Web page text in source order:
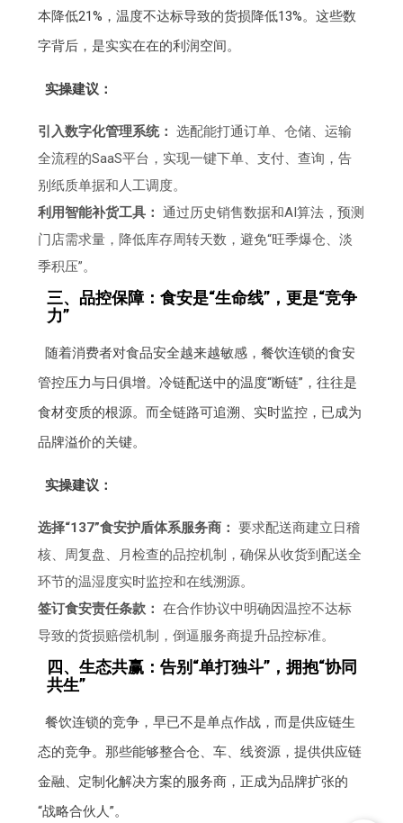
本降低21%，温度不达标导致的货损降低13%。这些数
字背后，是实实在在的利润空间。
实操建议：
引入数字化管理系统： 选配能打通订单、仓储、运输
全流程的SaaS平台，实现一键下单、支付、查询，告
别纸质单据和人工调度。
利用智能补货工具： 通过历史销售数据和AI算法，预测
门店需求量，降低库存周转天数，避免“旺季爆仓、淡
季积压”。
三、品控保障：食安是“生命线”，更是“竞争
力”
随着消费者对食品安全越来越敏感，餐饮连锁的食安
管控压力与日俱增。冷链配送中的温度“断链”，往往是
食材变质的根源。而全链路可追溯、实时监控，已成为
品牌溢价的关键。
实操建议：
选择“137”食安护盾体系服务商： 要求配送商建立日稽
核、周复盘、月检查的品控机制，确保从收货到配送全
环节的温湿度实时监控和在线溯源。
签订食安责任条款： 在合作协议中明确因温控不达标
导致的货损赔偿机制，倒逼服务商提升品控标准。
四、生态共赢：告别“单打独斗”，拥抱“协同
共生”
餐饮连锁的竞争，早已不是单点作战，而是供应链生
态的竞争。那些能够整合仓、车、线资源，提供供应链
金融、定制化解决方案的服务商，正成为品牌扩张的
“战略合伙人”。